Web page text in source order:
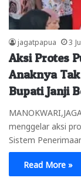
jagatpapua 3
Aksi Protes
Anaknya
Bupati Janji
menggelar aksi
Sistem
Read More »